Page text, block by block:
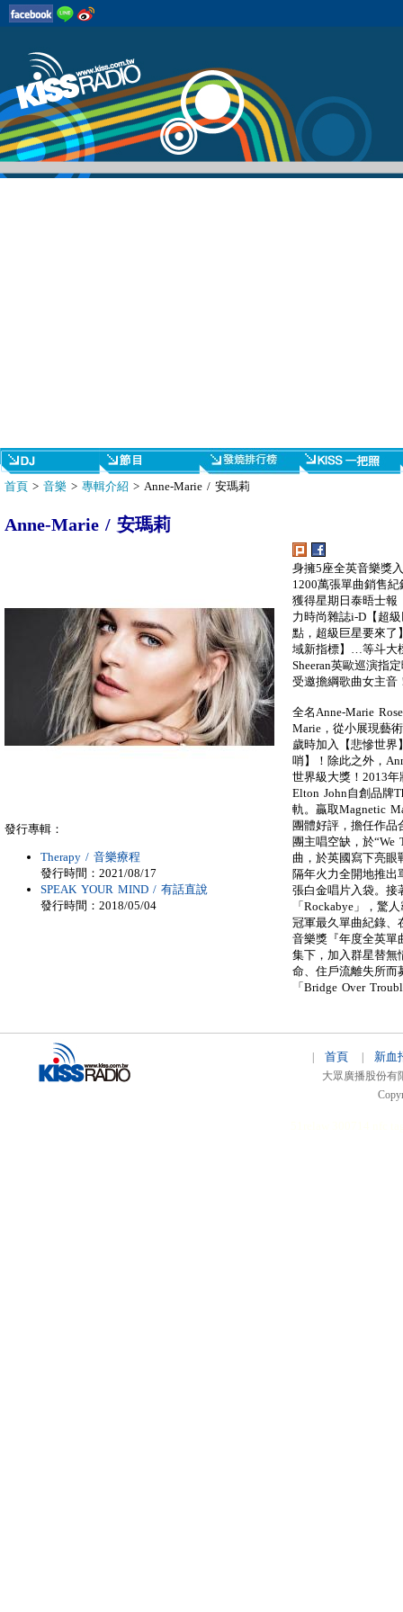
首頁 > 音樂 > 專輯介紹 > Anne-Marie / 安瑪莉
Anne-Marie / 安瑪莉
身擁5座全英音樂獎
1200萬張單曲銷售
獲得星期日泰晤士報
力時尚雜誌i-D【超
點，超級巨星要來了
域新指標】…等斗大
Sheeran英歐巡演指
受邀擔綱歌曲女主音
全名Anne-Marie
Marie，從小展現藝
歲時加入【悲慘世界
哨】！除此之外，
世界級大獎！2013
Elton John自創品牌
軌。贏取Magnetic
團體好評，擔任作品
團主唱空缺，於“We
曲，於英國寫下亮眼
隔年火力全開地推出
張白金唱片入袋。接
「Rockabye」，驚
冠軍最久單曲紀錄、
音樂獎『年度全英單
集下，加入群星替無
命、住戶流離失所而
「Bridge Over
發行專輯：
Therapy / 音樂療程
發行時間：2021/08/17
SPEAK YOUR MIND / 有話直說
發行時間：2018/05/04
首頁 新血
大眾廣播股份有